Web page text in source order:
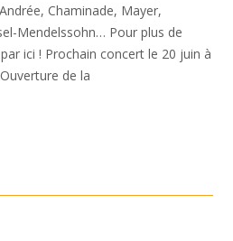
Chaminade, Mayer,
Mendelssohn… Pour plus de
ici ! Prochain concert le 20 juin à
de la